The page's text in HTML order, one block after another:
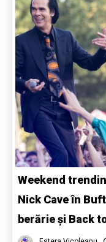
Weekend
Nick Cave în
berărie și Back